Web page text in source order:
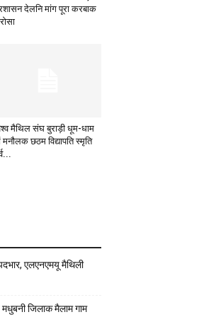
देलनि मांग पूरा करबाक
मैथिल संघ बुराड़ी धूम-धाम
छठम विद्यापति स्मृति
एलएनएमयू मैथिली
जिलाक मैलाम गाम